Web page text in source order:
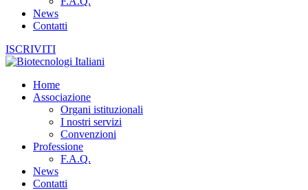
News
Contatti
ISCRIVITI
Home
Associazione
Organi istituzionali
I nostri servizi
Convenzioni
Professione
F.A.Q.
News
Contatti